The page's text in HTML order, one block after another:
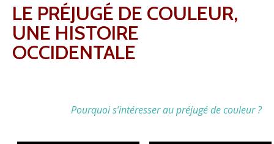
LE PRÉJUGÉ DE COULEUR,
UNE HISTOIRE
OCCIDENTALE
Pourquoi s’intéresser au préjugé de couleur ?